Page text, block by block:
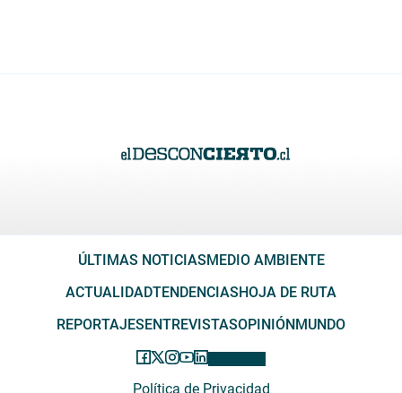
ÚLTIMAS NOTICIASMEDIO AMBIENTE
ACTUALIDADTENDENCIASHOJA DE RUTA
REPORTAJESENTREVISTASOPINIÓNMUNDO
Política de Privacidad